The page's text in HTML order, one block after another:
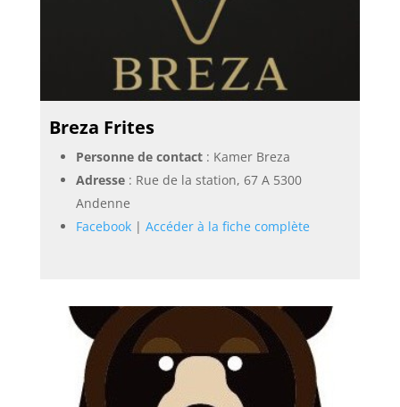
Breza Frites
Personne de contact: Kamer Breza
Adresse: Rue de la station, 67 A 5300
Andenne
Facebook| Accéder à la fiche complète